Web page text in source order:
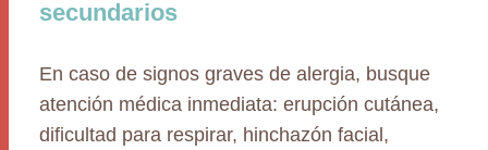
secundarios
En caso de signos graves de alergia, busque
atención médica inmediata: erupción cutánea,
dificultad para respirar, hinchazón facial,